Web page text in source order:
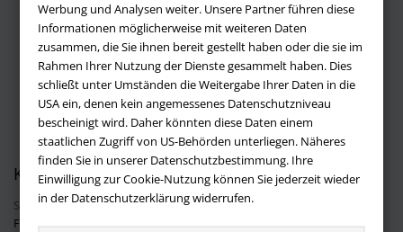
Werbung und Analysen weiter. Unsere Partner führen diese
Informationen möglicherweise mit weiteren Daten
zusammen, die Sie ihnen bereit gestellt haben oder die sie im
Rahmen Ihrer Nutzung der Dienste gesammelt haben. Dies
schließt unter Umständen die Weitergabe Ihrer Daten in die
USA ein, denen kein angemessenes Datenschutzniveau
bescheinigt wird. Daher könnten diese Daten einem
staatlichen Zugriff von US-Behörden unterliegen. Näheres
finden Sie in unserer Datenschutzbestimmung. Ihre
Einwilligung zur Cookie-Nutzung können Sie jederzeit wieder
in der Datenschutzerklärung widerrufen.
Impressum
Versandbedingungen
Widerruf
Batteriehinweis
AGB
Datenschutz
Kontakt
Sie haben Fragen?Hier finden Sie Antworten auf häufig gestellte
Fragen.